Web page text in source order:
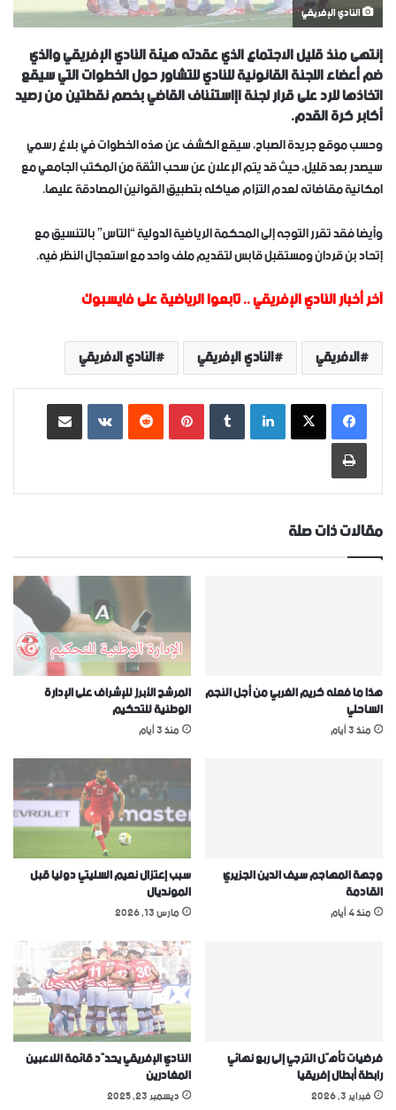
النادي الإفريقي
إنتهى منذ قليل الاجتماع الذي عقدته هيئة النادي الإفريقي والذي
ضم أعضاء اللجنة القانونية للنادي للتشاور حول الخطوات التي سيقع
اتخاذها للرد على قرار لجنة اإاستئناف القاضي بخصم نقطتين من رصيد
أكابر كرة القدم.
وحسب موقع جريدة الصباح، سيقع الكشف عن هذه الخطوات في بلاغ رسمي
سيصدر بعد قليل، حيث قد يتم الإعلان عن سحب الثقة من المكتب الجامعي مع
امكانية مقاضاته لعدم التزام هياكله بتطبيق القوانين المصادقة عليها.
وأيضا فقد تقرر التوجه إلى المحكمة الرياضية الدولية “التاس” بالتنسيق مع
إتحاد بن قردان ومستقبل قابس لتقديم ملف واحد مع استعجال النظر فيه.
آخر أخبار النادي الإفريقي..تابعوا الرياضية على فايسبوك
الافريقي النادي الإفريقي النادي الافريقي
لينكدإن بينتيريست ‏VKontakte
طباعة
مقالات ذات صلة
هذا ما فعله كريم الغربي من أجل النجم
الساحلي
منذ 3 أيام
المرشح الأبرز للإشراف على الإدارة
الوطنية للتحكيم
منذ 3 أيام
وجهة المهاجم سيف الدين الجزيري
القادمة
منذ 4 أيام
سبب إعتزال نعيم السليتي دوليا قبل
المونديال
مارس 13, 2026
فرضيات تأهّل الترجي إلى ربع نهائي
رابطة أبطال إفريقيا
فبراير 3, 2026
النادي الإفريقي يحدّد قائمة اللاعبين
المغادرين
ديسمبر 23, 2025